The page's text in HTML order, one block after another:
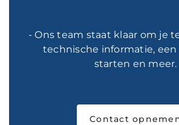
- Ons team staat klaar om je
technische informatie,
starten en meer.
Contact